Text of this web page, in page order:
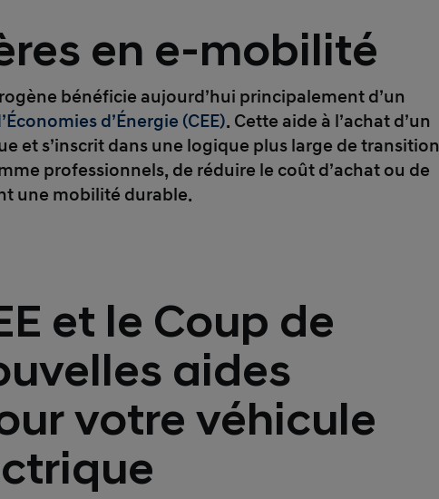
en e-mobilité
bénéficie aujourd’hui principalement d’un
d’Énergie (CEE). Cette aide à l’achat d’un
et s’inscrit dans une logique plus large de transition
professionnels, de réduire le coût d’achat ou de
une mobilité durable.
et le Coup de
aides
votre véhicule